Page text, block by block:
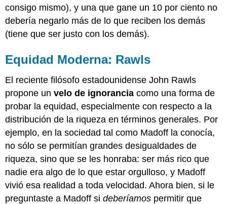
consigo mismo), y una que gane un 10 por ciento no
debería negarlo más de lo que reciben los demás
(tiene que ser justo con los demás).
Equidad Moderna: Rawls
El reciente filósofo estadounidense John Rawls
propone unvelo de ignorancia como una forma de
probar la equidad, especialmente con respecto a la
distribución de la riqueza en términos generales. Por
ejemplo, en la sociedad tal como Madoff la conocía,
no sólo se permitían grandes desigualdades de
riqueza, sino que se les honraba: ser más rico que
nadie era algo de lo que estar orgulloso, y Madoff
vivió esa realidad a toda velocidad. Ahora bien, si le
preguntaste a Madoff sideberíamos permitir que